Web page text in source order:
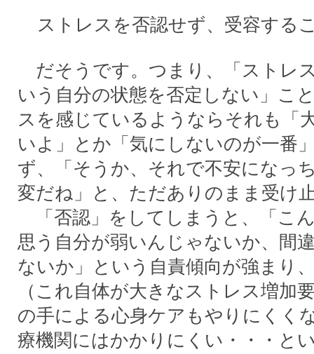
ストレスを否認せず、受容する
だそうです。つまり、「ストレ
いう自分の状態を否定しない」こ
スを感じているようならそれも「
いよ」とか「気にしないのが一番
ず、「そうか、それで不安になっ
変だね」と、ただありのまま受け
「否認」をしてしまうと、「こ
思う自分が弱いんじゃないか、間
ないか」という自責傾向が強まり
（これ自体が大きなストレス増加
の手による心身ケアもやりにくく
療機関にはかかりにくい・・・と